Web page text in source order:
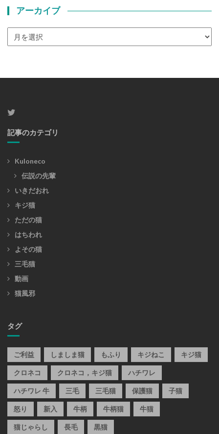
アーカイブ
記事のカテゴリ
Kuloneco
伝説の先輩
いきだおれ
キジ猫
ただの猫
はちわれ
よその猫
三毛猫
動画
猫風邪
タグ
ご利益 しましま猫 もふり キジねこ キジ猫
クロネコ クロネコ，キジ猫 ハチワレ
ハチワレ 牛 三毛 三毛猫 保護猫 子猫
怒り 新入 牛柄 牛柄猫 牛猫
猫じゃらし 長毛 黒猫